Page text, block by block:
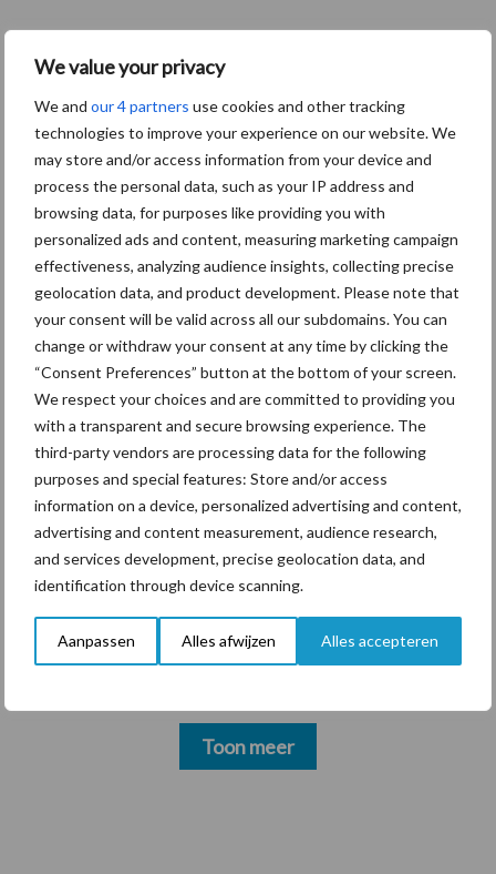
We value your privacy
We and our 4 partners use cookies and other tracking
technologies to improve your experience on our website. We
may store and/or access information from your device and
process the personal data, such as your IP address and
browsing data, for purposes like providing you with
personalized ads and content, measuring marketing campaign
effectiveness, analyzing audience insights, collecting precise
geolocation data, and product development. Please note that
your consent will be valid across all our subdomains. You can
change or withdraw your consent at any time by clicking the
“Consent Preferences” button at the bottom of your screen.
We respect your choices and are committed to providing you
with a transparent and secure browsing experience. The
third-party vendors are processing data for the following
purposes and special features: Store and/or access
information on a device, personalized advertising and content,
advertising and content measurement, audience research,
and services development, precise geolocation data, and
identification through device scanning.
Aanpassen Alles afwijzen Alles accepteren
Primaire
Sidebar
6 aug
BoviMove zorgt voor eenvoudige,
sluitende en betrouwbare
traceerbaarheid van
rundveetransporten
6 aug
Tien praktische tips voor een
langere levensduur
5 aug
“Vraag naar praktische
hygieneoplossingen is in Polen
groter dan ooit”
5 aug
Drie Franse bedrijven over de grens
van 14.000 kilogram melk
4 aug
Provincie Antwerpen breidt
onttrekkingsverbod uit: geen water
meer oppompen uit onbevaarbare
waterlopen
Toon meer